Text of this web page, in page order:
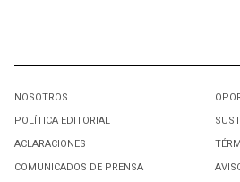
NOSOTROS
POLÍTICA EDITORIAL
ACLARACIONES
COMUNICADOS DE PRENSA